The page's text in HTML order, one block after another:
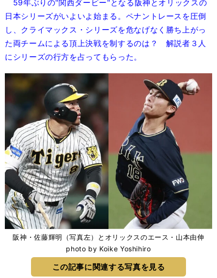
59年ぶりの"関西ダービー"となる阪神とオリックスの
日本シリーズがいよいよ始まる。ペナントレースを圧倒
し、クライマックス・シリーズを危なげなく勝ち上がっ
た両チームによる頂上決戦を制するのは？ 解説者３人
にシリーズの行方を占ってもらった。
阪神・佐藤輝明（写真左）とオリックスのエース・山本由伸
photo by Koike Yoshihiro
この記事に関連する写真を見る